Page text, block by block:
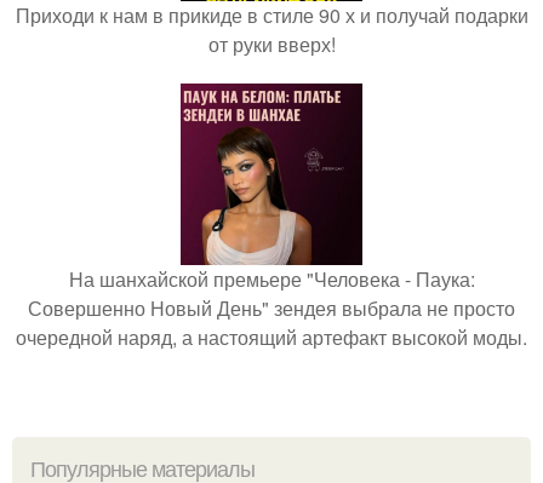
Приходи к нам в прикиде в стиле 90 х и получай подарки
от руки вверх!
На шанхайской премьере "Человека - Паука:
Совершенно Новый День" зендея выбрала не просто
очередной наряд, а настоящий артефакт высокой моды.
Популярные материалы